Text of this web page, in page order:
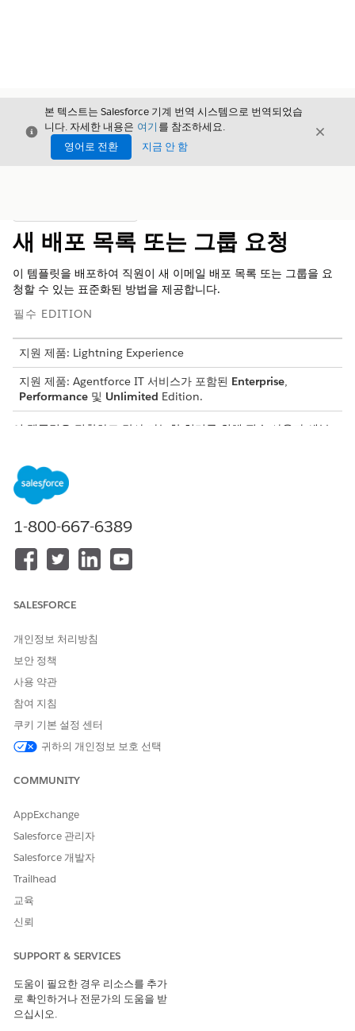
닫기
본 텍스트는 Salesforce 기계 번역 시스템으로 번역되었습
니다. 자세한 내용은 여기 를 참조하세요.
영어로 전환
지금 안 함
닫기
새 배포 목록 또는 그룹 요청
이 템플릿을 배포하여 직원이 새 이메일 배포 목록 또는 그룹을 요
청할 수 있는 표준화된 방법을 제공합니다.
필수 EDITION
지원 제품: Lightning Experience
지원 제품: Agentforce IT 서비스가 포함된 Enterprise,
Performance 및 Unlimited Edition.
이 템플릿은 정확하고 감사 가능한 처리를 위해 필수 사용자 세부
인테이크 특성
이 템플릿의 인테이크 양식은 직원에게 다음 세부 사항을 수집합니
다.
배포 목록 또는 그룹 이름: 배포 목록 또는 그룹의 이름입니다.
구성원 이메일 주소: 배포 목록 또는 그룹에 추가할 구성원의 목
비즈니스 근거: 배포 목록 또는 그룹을 만드는 비즈니스 근거입
니다.
자동 처리
이 서비스 프로세스에는 서비스 요청을 자동으로 처리하는 처리 플
로가 포함되어 있습니다. Flow Builder에서 이 플로를 확장하여 자
동 관리자 승인 또는 재고 점검과 같은 사용자 정의 논리를 포함할
이 템플릿은 처리 플로에서 Microsoft Entra ID와의 사전 구성된 통
증명이 구성되어 있는지 확인하십시오. 이 타사 커넥터에 대한 자세
한 내용은
개선을 위한 의견을 보내주세요.
예
1-800-667-6389
SALESFORCE
개인정보 처리방침
보안 정책
사용 약관
참여 지침
쿠키 기본 설정 센터
귀하의 개인정보 보호 선택
COMMUNITY
AppExchange
Salesforce 관리자
Salesforce 개발자
Trailhead
교육
신뢰
SUPPORT & SERVICES
도움이 필요한 경우 리소스를 추가
로 확인하거나 전문가의 도움을 받
으십시오.